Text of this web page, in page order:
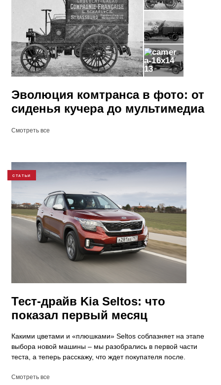
13
Эволюция комтранса в фото: от
сиденья кучера до мультимедиа
Смотреть все
СТАТЬИ
Тест-драйв Kia Seltos: что
показал первый месяц
Какими цветами и «плюшками» Seltos соблазняет на этапе
выбора новой машины – мы разобрались в первой части
теста, а теперь расскажу, что ждет покупателя после.
Смотреть все